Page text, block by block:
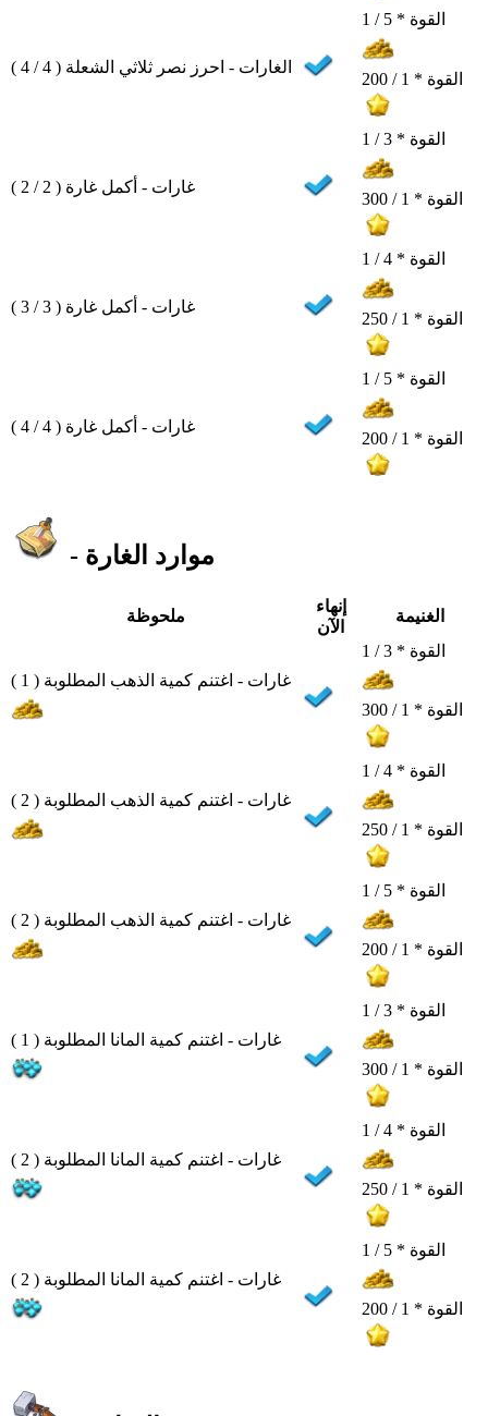
الغارات - احرز نصر ثلاثي الشعلة ( 4 / 4 )
القوة * 5 / 1
القوة * 1 / 200
غارات - أكمل غارة ( 2 / 2 )
القوة * 3 / 1
القوة * 1 / 300
غارات - أكمل غارة ( 3 / 3 )
القوة * 4 / 1
القوة * 1 / 250
غارات - أكمل غارة ( 4 / 4 )
القوة * 5 / 1
القوة * 1 / 200
- موارد الغارة
ملحوظة
إنهاء
الآن
الغنيمة
غارات - اغتنم كمية الذهب المطلوبة ( 1 )
القوة * 3 / 1
القوة * 1 / 300
غارات - اغتنم كمية الذهب المطلوبة ( 2 )
القوة * 4 / 1
القوة * 1 / 250
غارات - اغتنم كمية الذهب المطلوبة ( 2 )
القوة * 5 / 1
القوة * 1 / 200
غارات - اغتنم كمية المانا المطلوبة ( 1 )
القوة * 3 / 1
القوة * 1 / 300
غارات - اغتنم كمية المانا المطلوبة ( 2 )
القوة * 4 / 1
القوة * 1 / 250
غارات - اغتنم كمية المانا المطلوبة ( 2 )
القوة * 5 / 1
القوة * 1 / 200